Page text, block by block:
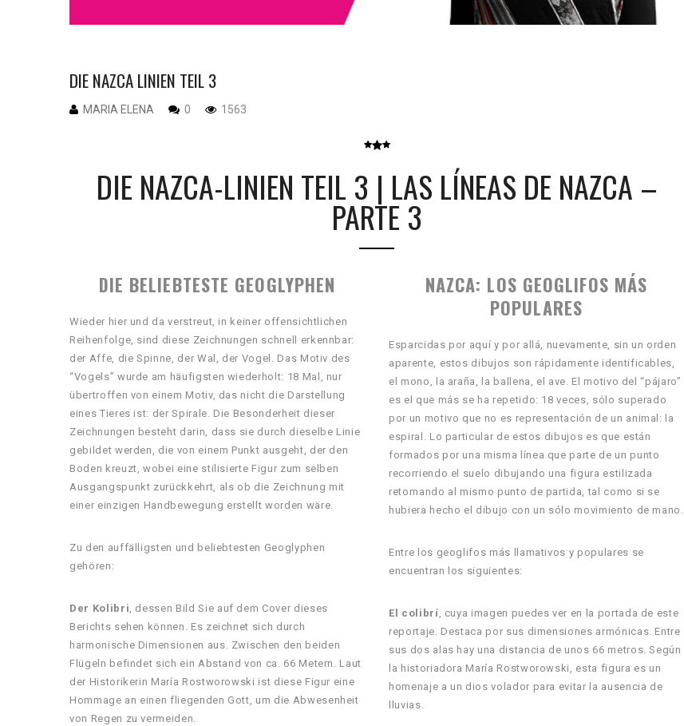
DIE NAZCA LINIEN TEIL 3
MARIA ELENA 0 1563
DIE NAZCA-LINIEN TEIL 3 | LAS LÍNEAS DE NAZCA –
PARTE 3
DIE BELIEBTESTE GEOGLYPHEN
Wieder hier und da verstreut, in keiner offensichtlichen
Reihenfolge, sind diese Zeichnungen schnell erkennbar:
der Affe, die Spinne, der Wal, der Vogel. Das Motiv des
“Vogels” wurde am häufigsten wiederholt: 18 Mal, nur
übertroffen von einem Motiv, das nicht die Darstellung
eines Tieres ist: der Spirale. Die Besonderheit dieser
Zeichnungen besteht darin, dass sie durch dieselbe Linie
gebildet werden, die von einem Punkt ausgeht, der den
Boden kreuzt, wobei eine stilisierte Figur zum selben
Ausgangspunkt zurückkehrt, als ob die Zeichnung mit
einer einzigen Handbewegung erstellt worden wäre.
Zu den auffälligsten und beliebtesten Geoglyphen
gehören:
Der Kolibri, dessen Bild Sie auf dem Cover dieses
Berichts sehen können. Es zeichnet sich durch
harmonische Dimensionen aus. Zwischen den beiden
Flügeln befindet sich ein Abstand von ca. 66 Metern. Laut
der Historikerin María Rostworowski ist diese Figur eine
Hommage an einen fliegenden Gott, um die Abwesenheit
von Regen zu vermeiden.
NAZCA: LOS GEOGLIFOS MÁS
POPULARES
Esparcidas por aquí y por allá, nuevamente, sin un orden
aparente, estos dibujos son rápidamente identificables,
el mono, la araña, la ballena, el ave. El motivo del “pájaro”
es el que más se ha repetido: 18 veces, sólo superado
por un motivo que no es representación de un animal: la
espiral. Lo particular de estos dibujos es que están
formados por una misma línea que parte de un punto
recorriendo el suelo dibujando una figura estilizada
retornando al mismo punto de partida, tal como si se
hubiera hecho el dibujo con un sólo movimiento de mano.
Entre los geoglifos más llamativos y populares se
encuentran los siguientes:
El colibrí, cuya imagen puedes ver en la portada de este
reportaje. Destaca por sus dimensiones armónicas. Entre
sus dos alas hay una distancia de unos 66 metros. Según
la historiadora María Rostworowski, esta figura es un
homenaje a un dios volador para evitar la ausencia de
lluvias.